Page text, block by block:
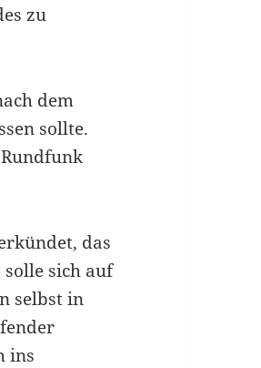
zu
dem
sollte.
das
solle sich auf
selbst in
ins